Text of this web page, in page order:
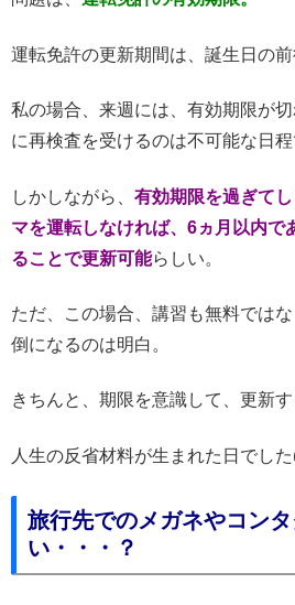
運転免許の更新期間は、誕生日の前
私の場合、来週には、有効期限が
に再検査を受けるのは不可能な日程
しかしながら、 有効期限を過ぎて
マを運転しなければ、6ヵ月以内で
ることで更新可能らしい。
ただ、この場合、講習も無料では
倒になるのは明白。
きちんと、期限を意識して、更新す
人生の反省材料が生まれた日でし
旅行先でのメガネやコン
い・・・？